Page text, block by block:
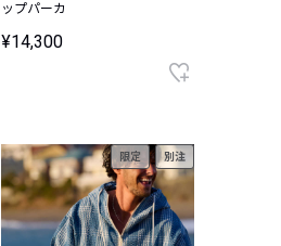
ップパーカ
¥14,300
限定 別注